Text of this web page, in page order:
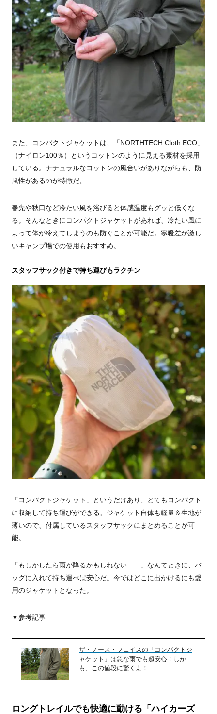
また、コンパクトジャケットは、「NORTHTECH Cloth ECO」
（ナイロン100％）というコットンのように見える素材を採用
している。ナチュラルなコットンの風合いがありながらも、防
風性があるのが特徴だ。
春先や秋口など冷たい風を浴びると体感温度もグッと低くな
る。そんなときにコンパクトジャケットがあれば、冷たい風に
よって体が冷えてしまうのも防ぐことが可能だ。寒暖差が激し
いキャンプ場での使用もおすすめ。
スタッフサック付きで持ち運びもラクチン
「コンパクトジャケット」というだけあり、とてもコンパクト
に収納して持ち運びができる。ジャケット自体も軽量＆生地が
薄いので、付属しているスタッフサックにまとめることが可
能。
「もしかしたら雨が降るかもしれない……」なんてときに、バ
ッグに入れて持ち運べば安心だ。今ではどこに出かけるにも愛
用のジャケットとなった。
▼参考記事
ザ・ノース・フェイスの「コンパクトジ
ャケット」は急な雨でも超安心！しか
も、この値段に驚くよ！
ロングトレイルでも快適に動ける「ハイカーズ